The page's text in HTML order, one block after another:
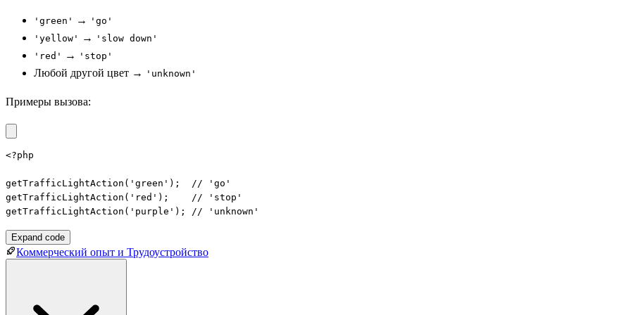
'green' →
'go'
'yellow'
→
'slow down'
'red'
→ 'stop'
Любой другой цвет → 'unknown'
Примеры вызова:
<?php
getTrafficLightAction('green');  // 'go'
getTrafficLightAction('red');    // 'stop'
getTrafficLightAction('purple'); // 'unknown'
Expand code
Коммерческий опыт и Трудоустройство